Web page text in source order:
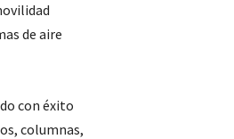
de aire
con éxito
columnas,